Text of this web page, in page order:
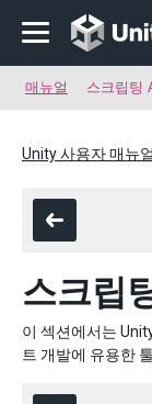
매뉴얼 스크립팅
Unity 사용자 매뉴
스크립
이 섹션에서는
트 개발에 유용한